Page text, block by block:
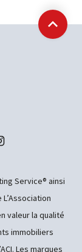
Service® ainsi
valeur la qualité
immobiliers
Les marques